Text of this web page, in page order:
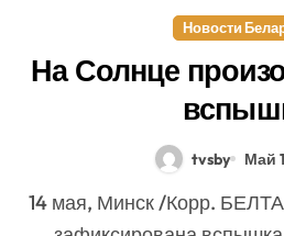
Новости
На Солнце
tvsby Май
14 мая, Минск /Корр. БЕЛТА/. На Солнце 14 мая